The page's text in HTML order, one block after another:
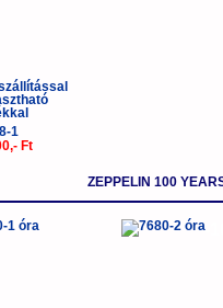
1
Ft
ZEPPELIN 100
-